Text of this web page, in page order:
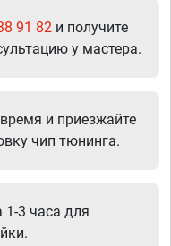
91 82 и получите
у мастера.
и приезжайте
чип тюнинга.
1-3 часа для